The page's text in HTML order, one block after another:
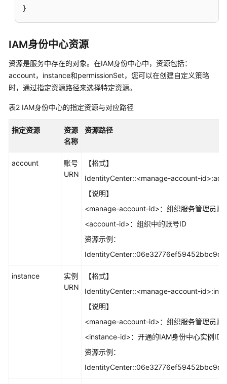
}
IAM身份中心资源
资源是服务中存在的对象。在IAM身份中心中，资源包括：
account，instance和permissionSet，您可以在创建自定义策略
时，通过指定资源路径来选择特定资源。
表2 IAM身份中心的指定资源与对应路径
指定资源
资源
名称
资源路径
account
账号
URN
【格式】
IdentityCenter::<manage-account-
【说明】
<manage-account-id>：组织服务管理员账
<account-id>：组织中的账号ID
资源示例：
instance
实例
URN
【格式】
IdentityCenter::<manage-account-
【说明】
<manage-account-id>：组织服务管理员账
<instance-id>：开通的IAM身份中心实例ID
资源示例：